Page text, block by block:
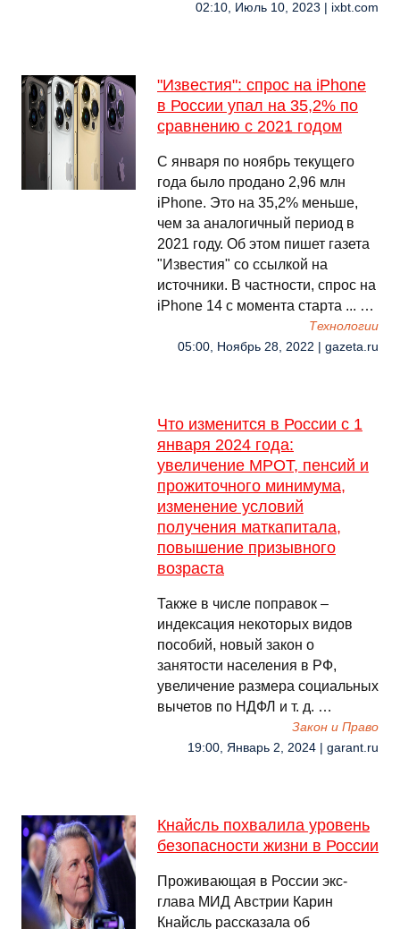
02:10, Июль 10, 2023 | ixbt.com
"Известия": спрос на iPhone
в России упал на 35,2% по
сравнению с 2021 годом
С января по ноябрь текущего
года было продано 2,96 млн
iPhone. Это на 35,2% меньше,
чем за аналогичный период в
2021 году. Об этом пишет газета
"Известия" со ссылкой на
источники. В частности, спрос на
iPhone 14 с момента старта ... …
Технологии
05:00, Ноябрь 28, 2022 | gazeta.ru
Что изменится в России с 1
января 2024 года:
увеличение МРОТ, пенсий и
прожиточного минимума,
изменение условий
получения маткапитала,
повышение призывного
возраста
Также в числе поправок –
индексация некоторых видов
пособий, новый закон о
занятости населения в РФ,
увеличение размера социальных
вычетов по НДФЛ и т. д. …
Закон и Право
19:00, Январь 2, 2024 | garant.ru
Кнайсль похвалила уровень
безопасности жизни в России
Проживающая в России экс-
глава МИД Австрии Карин
Кнайсль рассказала об